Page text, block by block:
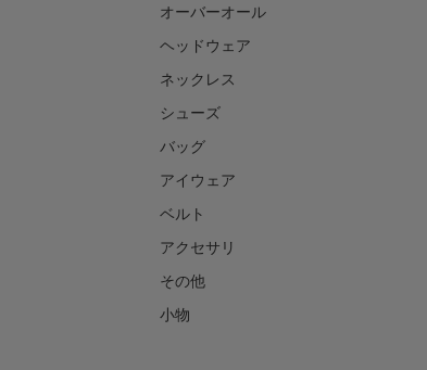
オーバーオール
ヘッドウェア
ネックレス
シューズ
バッグ
アイウェア
ベルト
アクセサリ
その他
小物